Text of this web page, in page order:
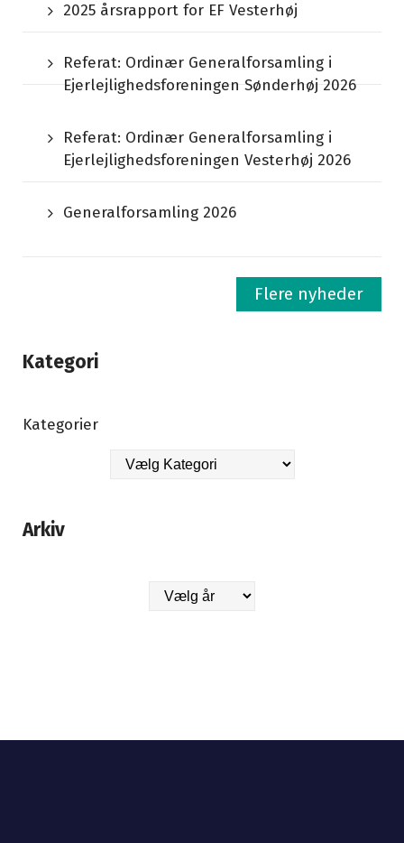
2025 årsrapport for EF Vesterhøj
Referat: Ordinær Generalforsamling i
Ejerlejlighedsforeningen Sønderhøj 2026
Referat: Ordinær Generalforsamling i
Ejerlejlighedsforeningen Vesterhøj 2026
Generalforsamling 2026
Flere nyheder
Kategori
Kategorier
Arkiv